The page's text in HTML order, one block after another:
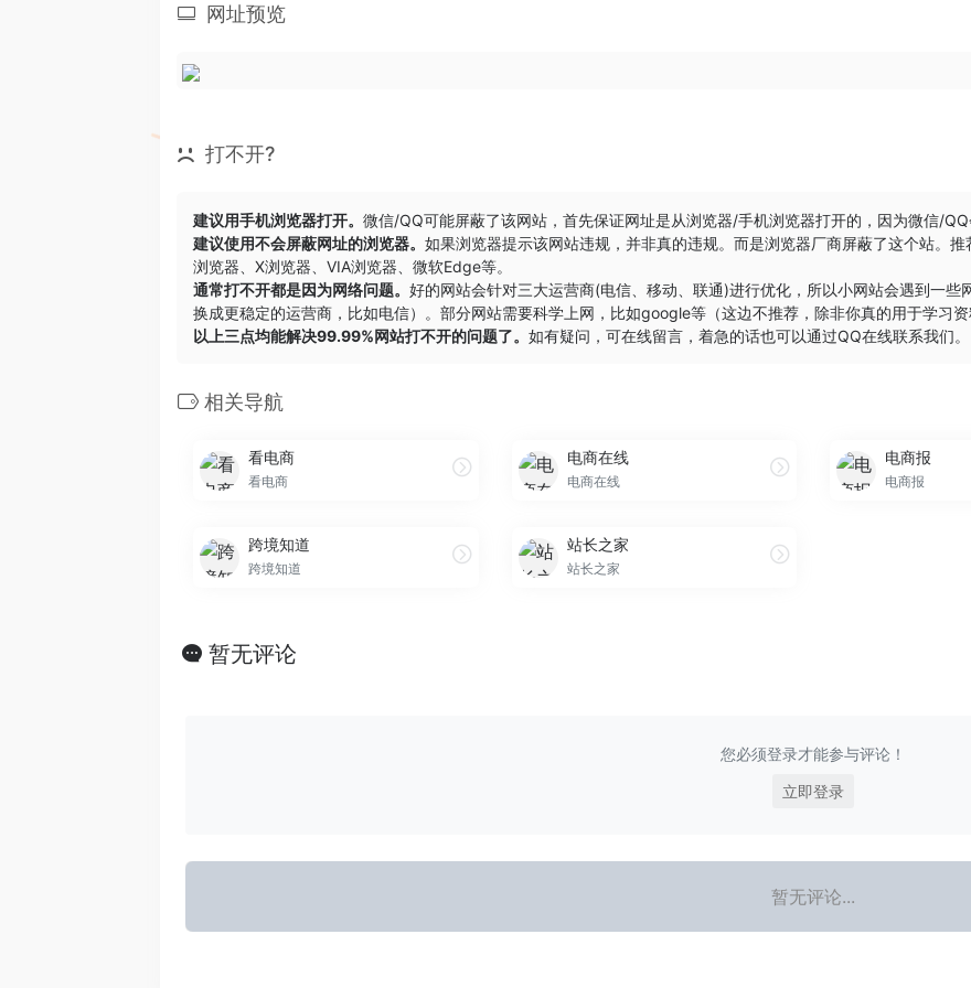
网址预览
打不开?
建议用手机浏览器打开。 微信/QQ可能屏蔽了该网站，首先保证网址是从浏览器/手机浏览器打开的，因为微信/QQ
建议使用不会屏蔽网址的浏览器。 如果浏览器提示该网站违规，并非真的违规。而是浏览器厂商屏蔽了这个站。
浏览器
X浏览器 VIA浏览器 微软Edge等。
通常打不开都是因为网络问题。 好的网站会针对三大运营商(电信、移动、联通)进行优化，所以小网站会遇到一
换成更稳定的运营商，比如电信）。部分网站需要科学上网，比如google等（这边不推荐，除非你真的用于学习资
以上三点均能解决99.99%网站打不开的问题了。 如有疑问，可在线留言，着急的话也可以通过QQ在线联系我们。
相关导航
看电商
看电商
电商在线
电商在线
电商报
电商报
跨境知道
跨境知道
站长之家
站长之家
暂无评论
您必须登录才能参与评论！
立即登录
暂无评论...